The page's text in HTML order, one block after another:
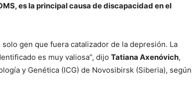
es la principal causa de discapacidad en el
gen que fuera catalizador de la depresión. La
es muy valiosa”, dijo Tatiana Axenóvich,
y Genética (ICG) de Novosibirsk (Siberia), según